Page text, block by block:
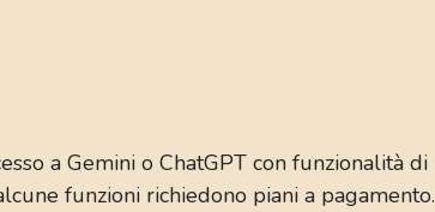
a Gemini o ChatGPT con funzionalità di
funzioni richiedono piani a pagamento.